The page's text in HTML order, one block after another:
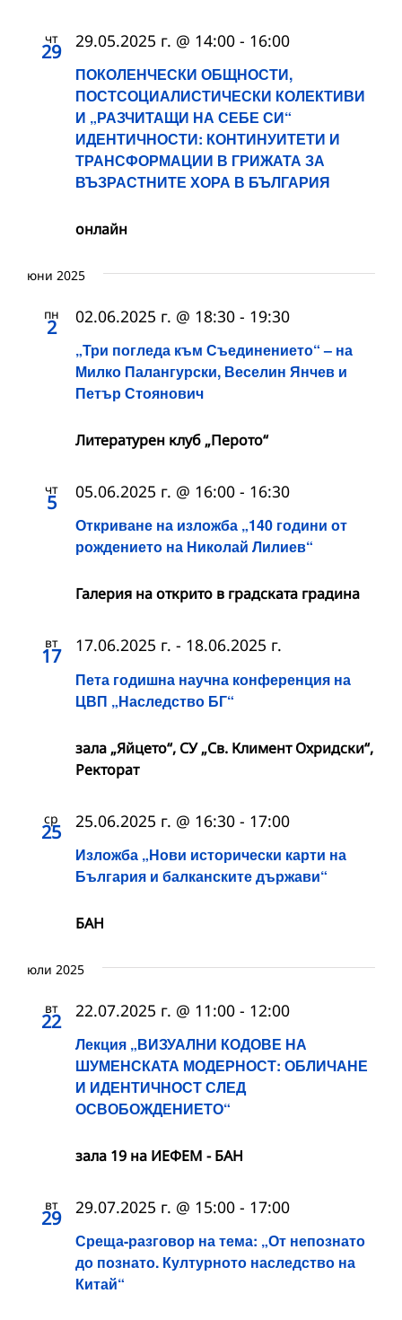
чт
29
ПОКОЛЕНЧЕСКИ ОБЩНОСТИ,
ПОСТСОЦИАЛИСТИЧЕСКИ КОЛЕКТИВИ
И „РАЗЧИТАЩИ НА СЕБЕ СИ“
ИДЕНТИЧНОСТИ: КОНТИНУИТЕТИ И
ТРАНСФОРМАЦИИ В ГРИЖАТА ЗА
ВЪЗРАСТНИТЕ ХОРА В БЪЛГАРИЯ
29.05.2025 г. @ 14:00 - 16:00
онлайн
юни 2025
пн
2
„Три погледа към Съединението“ – на
Милко Палангурски, Веселин Янчев и
Петър Стоянович
02.06.2025 г. @ 18:30 - 19:30
Литературен клуб „Перото“
чт
5
Откриване на изложба „140 години от
рождението на Николай Лилиев“
05.06.2025 г. @ 16:00 - 16:30
Галерия на открито в градската градина
вт
17
Пета годишна научна конференция на
ЦВП „Наследство БГ“
17.06.2025 г. - 18.06.2025 г.
зала „Яйцето“, СУ „Св. Климент Охридски“,
Ректорат
ср
25
Изложба „Нови исторически карти на
България и балканските държави“
25.06.2025 г. @ 16:30 - 17:00
БАН
юли 2025
вт
22
Лекция „ВИЗУАЛНИ КОДОВЕ НА
ШУМЕНСКАТА МОДЕРНОСТ: ОБЛИЧАНЕ
И ИДЕНТИЧНОСТ СЛЕД
ОСВОБОЖДЕНИЕТО“
22.07.2025 г. @ 11:00 - 12:00
зала 19 на ИЕФЕМ - БАН
вт
29
Среща-разговор на тема: „От непознато
до познато. Културното наследство на
Китай“
29.07.2025 г. @ 15:00 - 17:00